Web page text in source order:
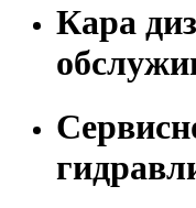
Кара